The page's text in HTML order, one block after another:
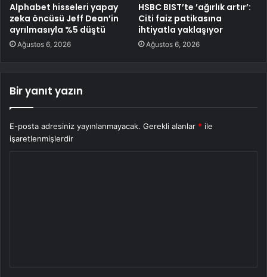
Alphabet hisseleri yapay
zeka öncüsü Jeff Dean’in
ayrılmasıyla %5 düştü
Ağustos 6, 2026
HSBC BIST’te ’ağırlık artır’:
Citi faiz patikasına
ihtiyatla yaklaşıyor
Ağustos 6, 2026
Bir yanıt yazın
E-posta adresiniz yayınlanmayacak. Gerekli alanlar * ile
işaretlenmişlerdir